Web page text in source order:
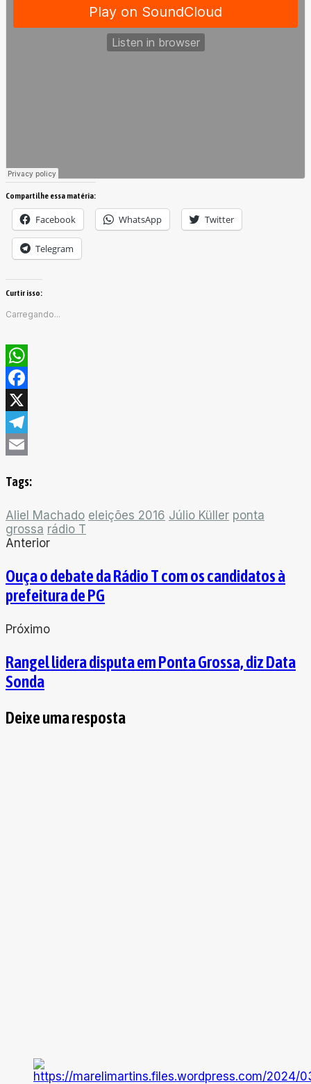
Compartilhe essa matéria:
Facebook WhatsApp Twitter
Telegram
Curtir isso:
Carregando...
WhatsApp
Facebook
X
Telegram
Tags:
Aliel Machado eleições 2016 Júlio Küller ponta
grossa rádio T
Anterior
Ouça o debate da Rádio T com os candidatos à
prefeitura de PG
Próximo
Rangel lidera disputa em Ponta Grossa, diz Data
Sonda
Deixe uma resposta